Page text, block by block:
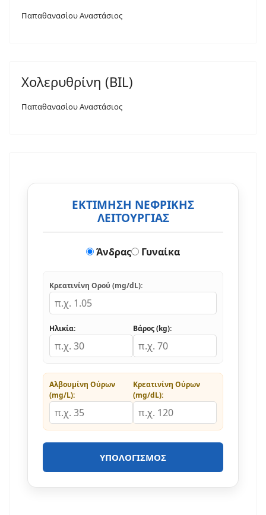
Παπαθανασίου Αναστάσιος
Χολερυθρίνη (BIL)
Παπαθανασίου Αναστάσιος
ΕΚΤΙΜΗΣΗ ΝΕΦΡΙΚΗΣ
ΛΕΙΤΟΥΡΓΙΑΣ
Άνδρας Γυναίκα
Κρεατινίνη Ορού (mg/dL):
Ηλικία: Βάρος (kg):
Αλβουμίνη Ούρων
(mg/L):
Κρεατινίνη Ούρων
(mg/dL):
ΥΠΟΛΟΓΙΣΜΌΣ